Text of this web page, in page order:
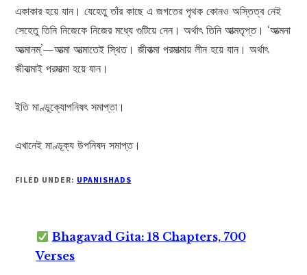
একাকার হয়ে যান। যেহেতু তাঁর কাছে এ জগতের পৃথক কোনও অস্তিত্ব নেই
সেহেতু তিনি নিজেকে নিজের মধ্যে গুটিয়ে নেন। অর্থাৎ তিনি আত্মতৃপ্ত। ‘আত্মনা
আত্মানম্‌’—আত্মা আত্মাতেই স্থিত। জীবাত্মা পরমাত্মায় লীন হয়ে যান। অর্থাৎ
জীবাত্মাই পরমাত্মা হয়ে যান।
ইতি মাণ্ডূক্যোপনিষৎ সমাপ্তা।
এখানেই মাণ্ডূক্য উপনিষদ সমাপ্ত।
FILED UNDER: UPANISHADS
Bhagavad Gita: 18 Chapters, 700
Verses